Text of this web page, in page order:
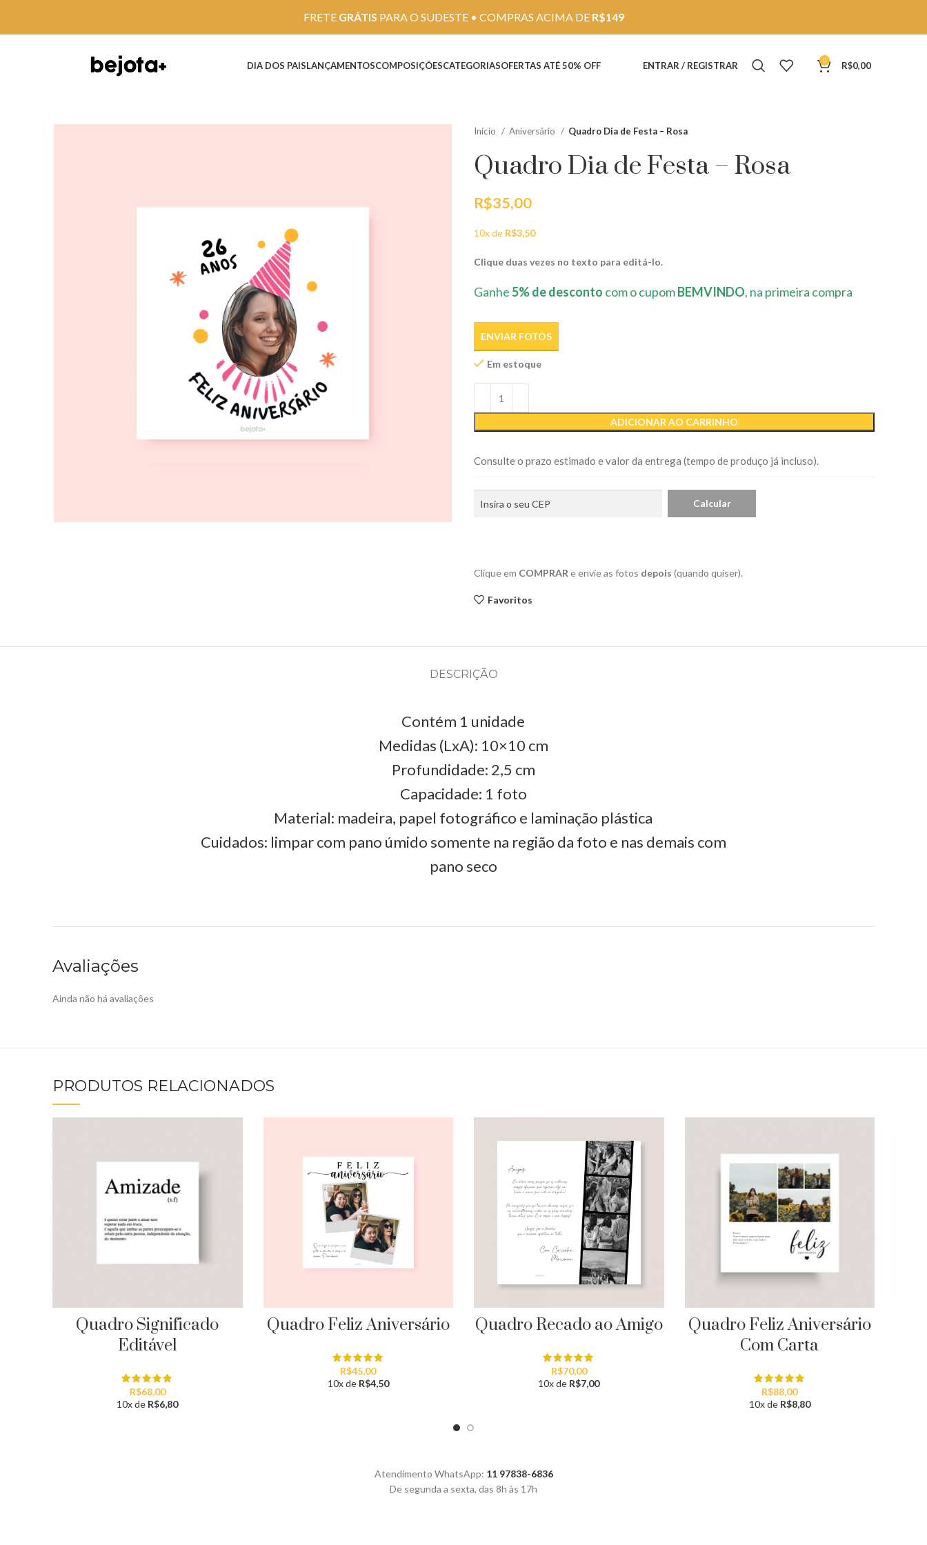
DIA DOS PAISLANÇAMENTOSCOMPOSIÇÕESCATEGORIASOFERTAS ATÉ 50% OFF ENTRAR / REGISTRAR 0 R$0,00
Início Aniversário Quadro Dia de Festa – Rosa
Quadro Dia de Festa – Rosa
R$35,00
10x de R$3,50
Clique duas vezes no texto para editá-lo.
Ganhe5% de desconto com o cupomBEMVINDO, na primeira compra
ENVIAR FOTOS
Em estoque
ADICIONAR AO CARRINHO
Consulte o prazo estimado e valor da entrega (tempo de produço já incluso).
Clique em COMPRAR e envie as fotos depois (quando quiser).
Favoritos
DESCRIÇÃO
Contém 1 unidade
Medidas (LxA): 10×10 cm
Profundidade: 2,5 cm
Capacidade: 1 foto
Material: madeira, papel fotográfico e laminação plástica
Cuidados: limpar com pano úmido somente na região da foto e nas demais com
pano seco
Avaliações
Ainda não há avaliações
PRODUTOS RELACIONADOS
Quadro Significado
Editável
R$68,00
10x de R$6,80
Quadro Feliz Aniversário
R$45,00
10x de R$4,50
Quadro Recado ao Amigo
R$70,00
10x de R$7,00
Quadro Feliz Aniversário
Com Carta
R$88,00
10x de R$8,80
Atendimento WhatsApp: 11 97838-6836
De segunda a sexta, das 8h às 17h
FRETE GRÁTIS PARA O SUDESTE • COMPRAS ACIMA DE R$149